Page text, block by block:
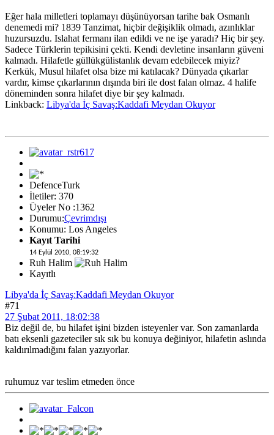
Eğer hala milletleri toplamayı düşünüyorsan tarihe bak Osmanlı
denemedi mi? 1839 Tanzimat, hiçbir değişiklik olmadı, azınlıklar
huzursuzdu. Islahat fermanı ilan edildi ve ne işe yaradı? Hiç bir şey.
Sadece Türklerin tepikisini çekti. Kendi devletine insanların güveni
kalmadı. Hilafetle güllükgülistanlık devam edebilecek miyiz?
Kerkük, Musul hilafet olsa bize mi katılacak? Dünyada çıkarlar
vardır, kimse çıkarlarının dışında biri ile dost falan olmaz. 4 halife
döneminden sonra hilafet diye bir şey kalmadı.
Linkback: Libya'da İç Savaş:Kaddafi Meydan Okuyor
DefenceTurk
İletiler: 370
Üyeler No :1362
Durumu:Çevrimdışı
Konumu: Los Angeles
Kayıt Tarihi
14 Eylül 2010, 08:19:32
Ruh Halim
Kayıtlı
Libya'da İç Savaş:Kaddafi Meydan Okuyor
#71
27 Şubat 2011, 18:02:38
Biz değil de, bu hilafet işini bizden isteyenler var. Son zamanlarda
batı eksenli gazeteciler sık sık bu konuya değiniyor, hilafetin aslında
kaldırılmadığını falan yazıyorlar.
ruhumuz var teslim etmeden önce